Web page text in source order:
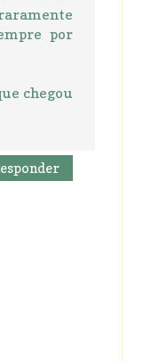
por
chegou